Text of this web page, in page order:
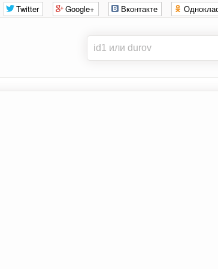
Twitter Google+ Вконтакте